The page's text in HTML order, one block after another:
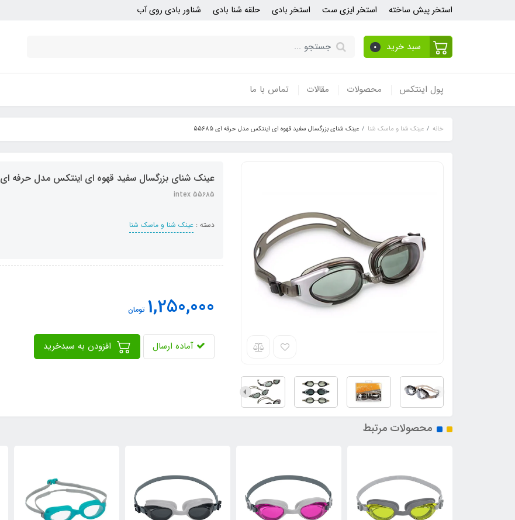
استخر پیش ساخته استخر ایزی ست استخر بادی حلقه شنا بادی شناور بادی روی آب
سبد خرید 0
پول اینتکس محصولات مقالات تماس با ما
خانه عینک شنا و ماسک شنا عینک شنای بزرگسال سفید قهوه ای اینتکس مدل حرفه ای 55685
عینک شنای بزرگسال سفید قهوه ای اینتکس مدل حرفه ای 55685
intex 55685
دسته : عینک شنا و ماسک شنا
1,250,000 تومان
آماده ارسال
محصولات مرتبط